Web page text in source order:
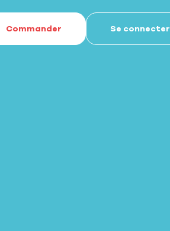
Commander Se connecter